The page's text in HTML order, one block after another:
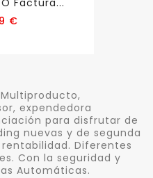
€Precio
expendedora
para disfrutar de
nuevas y de segunda
Diferentes
Con la seguridad y
Automáticas.